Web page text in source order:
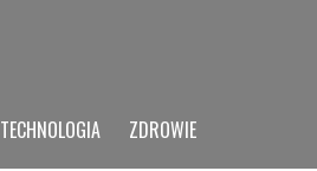
TECHNOLOGIA ZDROWIE